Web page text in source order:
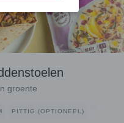
groente
PITTIG (OPTIONEEL)